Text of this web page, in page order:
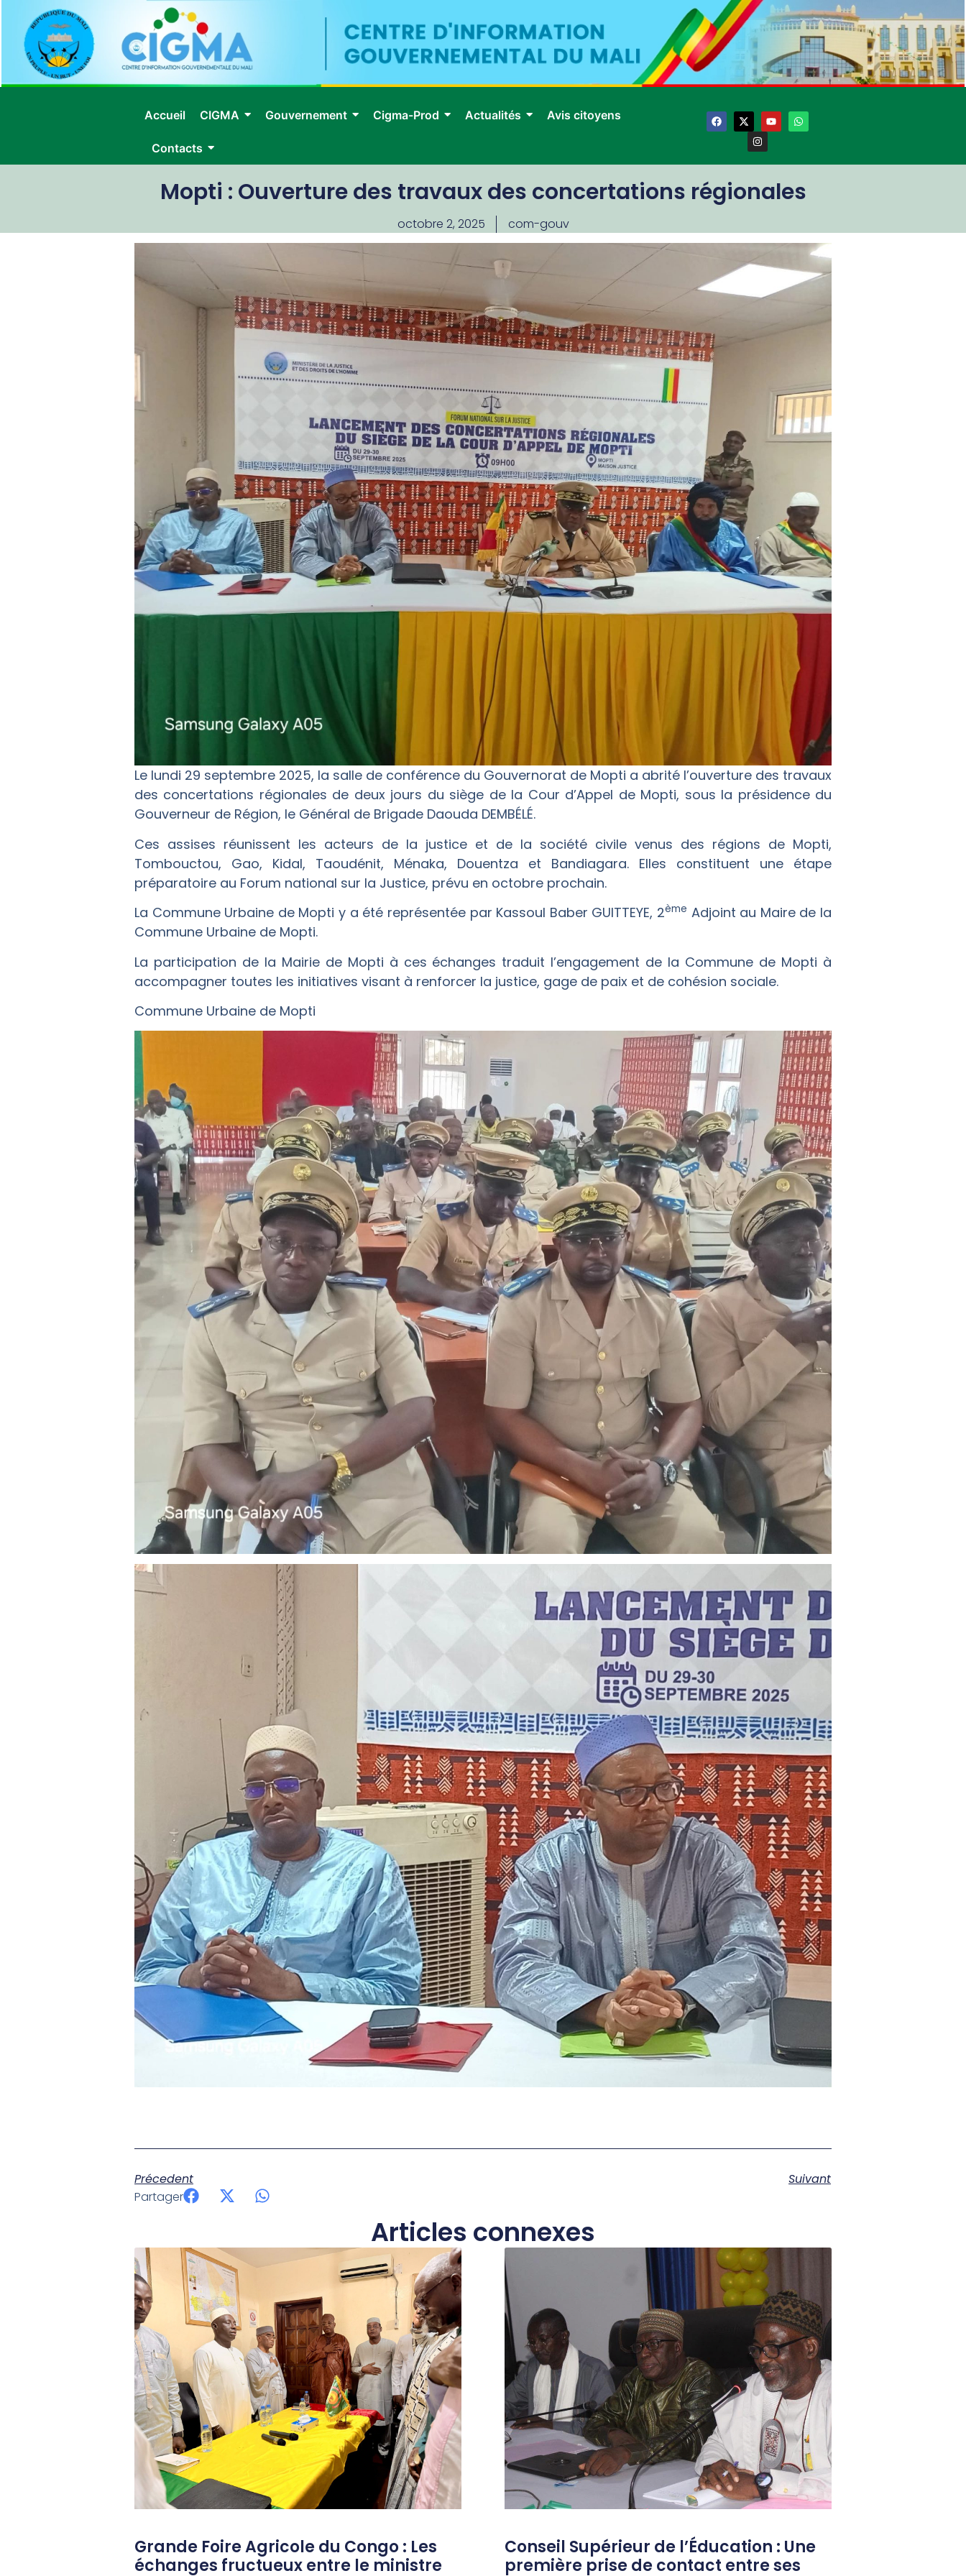
Accueil CIGMA Gouvernement Cigma-Prod Actualités Avis citoyens
Contacts
Mopti : Ouverture des travaux des concertations régionales
octobre 2, 2025 com-gouv
Le lundi 29 septembre 2025, la salle de conférence du Gouvernorat de Mopti a abrité l’ouverture des travaux
des concertations régionales de deux jours du siège de la Cour d’Appel de Mopti, sous la présidence du
Gouverneur de Région, le Général de Brigade Daouda DEMBÉLÉ.
Ces assises réunissent les acteurs de la justice et de la société civile venus des régions de Mopti,
Tombouctou, Gao, Kidal, Taoudénit, Ménaka, Douentza et Bandiagara. Elles constituent une étape
préparatoire au Forum national sur la Justice, prévu en octobre prochain.
La Commune Urbaine de Mopti y a été représentée par Kassoul Baber GUITTEYE, 2ème Adjoint au Maire de la
Commune Urbaine de Mopti.
La participation de la Mairie de Mopti à ces échanges traduit l’engagement de la Commune de Mopti à
accompagner toutes les initiatives visant à renforcer la justice, gage de paix et de cohésion sociale.
Commune Urbaine de Mopti
Précedent
Suivant
Partager
Articles connexes
Grande Foire Agricole du Congo : Les
échanges fructueux entre le ministre
Conseil Supérieur de l’Éducation : Une
première prise de contact entre ses